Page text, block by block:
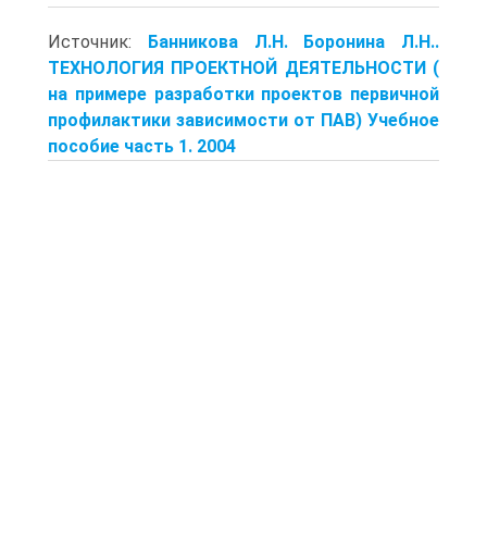
Источник: Банникова Л.Н. Боронина Л.Н..
ТЕХНОЛОГИЯ ПРОЕКТНОЙ ДЕЯТЕЛЬНОСТИ (
на примере разработки проектов первичной
профилактики зависимости от ПАВ) Учебное
пособие часть 1. 2004